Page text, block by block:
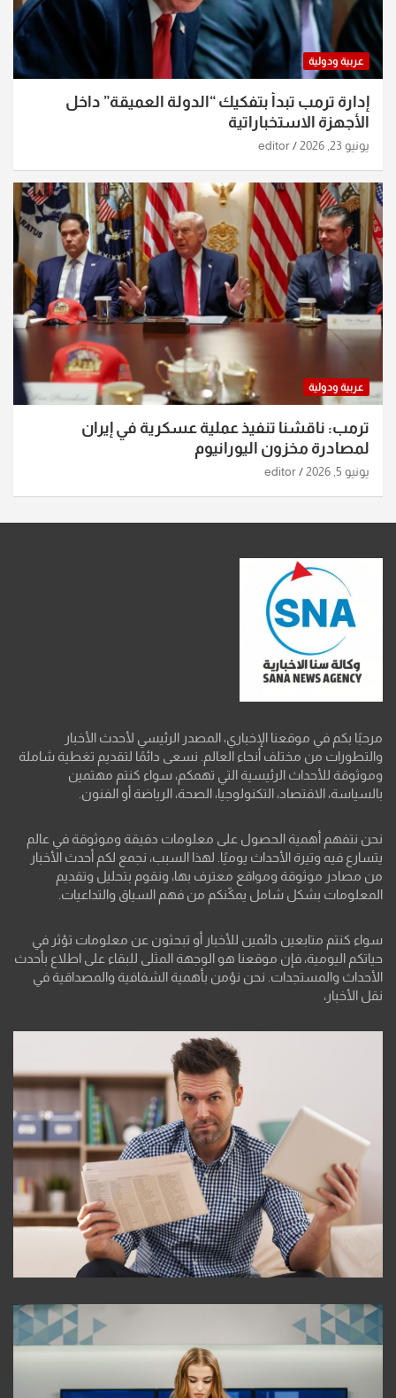
عربية ودولية
إدارة ترمب تبدأ بتفكيك “الدولة العميقة” داخل
الأجهزة الاستخباراتية
يونيو 23, 2026 editor
عربية ودولية
ترمب: ناقشنا تنفيذ عملية عسكرية في إيران
لمصادرة مخزون اليورانيوم
يونيو 5, 2026 editor
مرحبًا بكم في موقعنا الإخباري، المصدر الرئيسي لأحدث الأخبار
والتطورات من مختلف أنحاء العالم. نسعى دائمًا لتقديم تغطية شاملة
وموثوقة للأحداث الرئيسية التي تهمكم، سواء كنتم مهتمين
بالسياسة، الاقتصاد، التكنولوجيا، الصحة، الرياضة أو الفنون.
نحن نتفهم أهمية الحصول على معلومات دقيقة وموثوقة في عالم
يتسارع فيه وتيرة الأحداث يوميًا. لهذا السبب، نجمع لكم أحدث الأخبار
من مصادر موثوقة ومواقع معترف بها، ونقوم بتحليل وتقديم
المعلومات بشكل شامل يمكّنكم من فهم السياق والتداعيات.
سواء كنتم متابعين دائمين للأخبار أو تبحثون عن معلومات تؤثر في
حياتكم اليومية، فإن موقعنا هو الوجهة المثلى للبقاء على اطلاع بأحدث
الأحداث والمستجدات. نحن نؤمن بأهمية الشفافية والمصداقية في
نقل الأخبار،